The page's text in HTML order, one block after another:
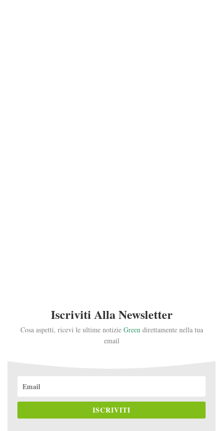
Iscriviti Alla Newsletter
Cosa aspetti, ricevi le ultime notizie Green direttamente nella tua
email
ISCRIVITI